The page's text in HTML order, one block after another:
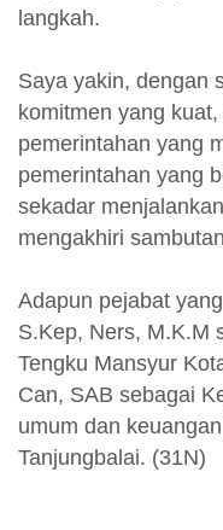
langkah.
Saya yakin, dengan
komitmen yang
pemerintahan yang
pemerintahan yang
sekadar
mengakhiri
Adapun pejabat
S.Kep, Ners, M.K.M
Tengku Mansyur
Can, SAB sebagai
umum dan
Tanjungbalai. (31N)